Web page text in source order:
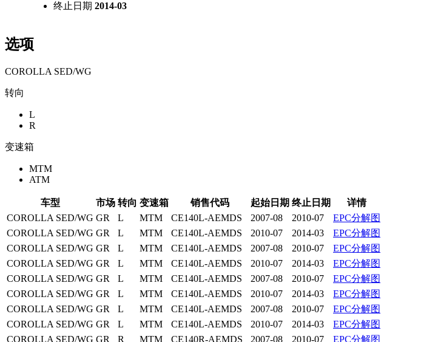
终止日期 2014-03
选项
COROLLA SED/WG
转向
L
R
变速箱
MTM
ATM
车型 市场 转向 变速箱 销售代码 起始日期 终止日期
详情
COROLLA SED/WG GR L MTM CE140L-AEMDS 2007-08 2010-07
EPC分解图
COROLLA SED/WG GR L MTM CE140L-AEMDS 2010-07 2014-03
EPC分解图
COROLLA SED/WG GR L MTM CE140L-AEMDS 2007-08 2010-07
EPC分解图
COROLLA SED/WG GR L MTM CE140L-AEMDS 2010-07 2014-03
EPC分解图
COROLLA SED/WG GR L MTM CE140L-AEMDS 2007-08 2010-07
EPC分解图
COROLLA SED/WG GR L MTM CE140L-AEMDS 2010-07 2014-03
EPC分解图
COROLLA SED/WG GR L MTM CE140L-AEMDS 2007-08 2010-07
EPC分解图
COROLLA SED/WG GR L MTM CE140L-AEMDS 2010-07 2014-03
EPC分解图
COROLLA SED/WG GR R MTM CE140R-AEMDS 2007-08 2010-07
EPC分解图